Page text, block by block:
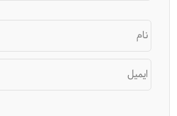
نام
ایمیل